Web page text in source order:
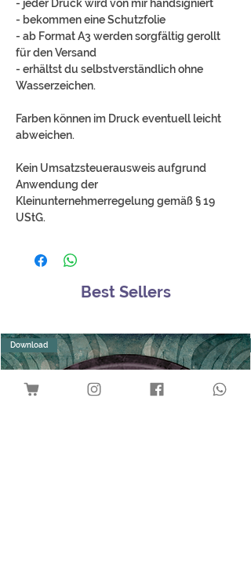
- jeder Druck wird von mir handsigniert
- bekommen eine Schutzfolie
- ab Format A3 werden sorgfältig gerollt
für den Versand
- erhältst du selbstverständlich ohne
Wasserzeichen.
Farben können im Druck eventuell leicht
abweichen.
Kein Umsatzsteuerausweis aufgrund
Anwendung der
Kleinunternehmerregelung gemäß § 19
UStG.
Best Sellers
Download